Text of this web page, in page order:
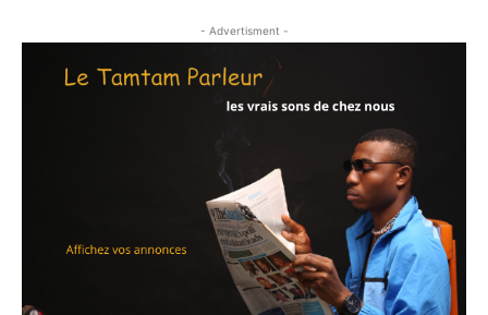
- Advertisment -